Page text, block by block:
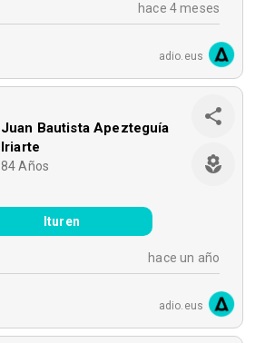
hace 4 meses
adio.eus
Juan Bautista Apezteguía
Iriarte
84 Años
Ituren
hace un año
adio.eus